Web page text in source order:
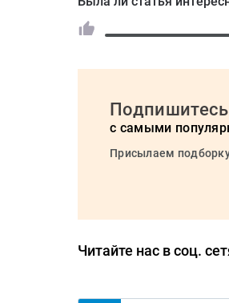
с самыми
Присылаем
Читайте нас в соц.